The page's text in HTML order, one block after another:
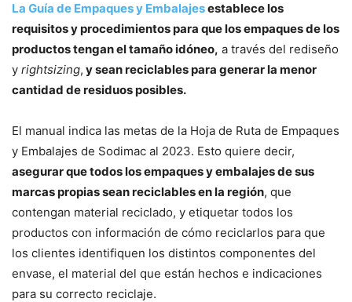
La Guía de Empaques y Embalajesestablece los
requisitos y procedimientos para que los empaques de los
productos tengan el tamaño idóneo, a través del rediseño
y rightsizing, y sean reciclables para generar la menor
cantidad de residuos posibles.
El manual indica las metas de la Hoja de Ruta de Empaques
y Embalajes de Sodimac al 2023. Esto quiere decir,
asegurar que todos los empaques y embalajes de sus
marcas propias sean reciclables en la región, que
contengan material reciclado, y etiquetar todos los
productos con información de cómo reciclarlos para que
los clientes identifiquen los distintos componentes del
envase, el material del que están hechos e indicaciones
para su correcto reciclaje.